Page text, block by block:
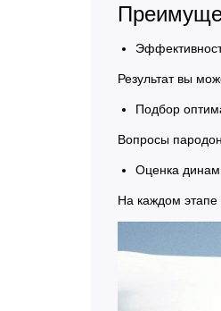
Результат вы
Подбор
Вопросы
Оценка
На каждом этапе